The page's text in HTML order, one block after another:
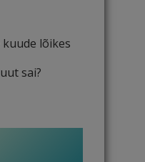
lõikes
sai?